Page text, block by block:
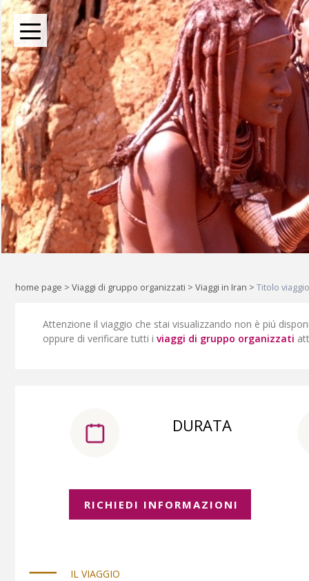
BOUTIQUE TOUR OPERATOR INDIPENDENTE DAL 2004
Oltre le rotte comuni:
Liberi di esplorare il mondo,
home page > Viaggi di gruppo organizzati > Viaggi in Iran > Titolo
Attenzione il viaggio che stai visualizzando non è piú
oppure di verificare tutti i viaggi di gruppo organizzati
DURATA
RICHIEDI INFORMAZIONI
IL VIAGGIO